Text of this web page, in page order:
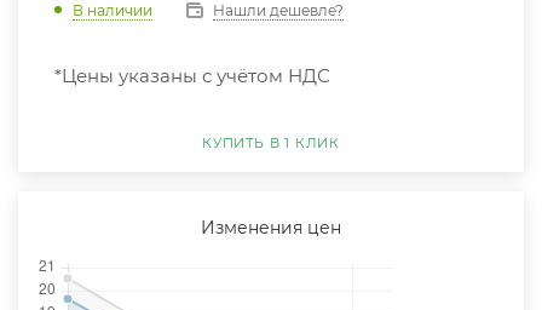
В наличии Нашли дешевле?
*Цены указаны с учётом НДС
КУПИТЬ В 1 КЛИК
Изменения цен